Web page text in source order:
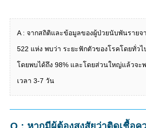
A : จากสถิติและข้อมูลของผู้ป่วยนับพันรายจ
522 แห่ง พบว่า ระยะฟักตัวของโรคโดยทั่ว
โดยพบได้ถึง 98% และโดยส่วนใหญ่แล้วจะ
เวลา 3-7 วัน
Q : หากมีผู้ต้องสงสัยว่าติดเชื้อค